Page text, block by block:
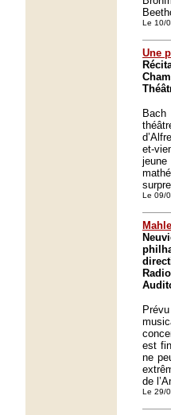
Le 10/
Une
et-
Le 09/
est
ne
de
Le 29/